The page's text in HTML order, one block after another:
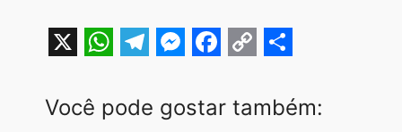
h
e
e a
o h
Você pode gostar também: